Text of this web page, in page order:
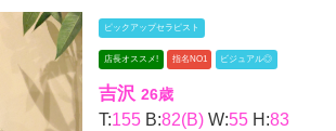
ピックアップセラピスト
店長オススメ! 指名NO1 ビジュアル◎
吉沢 26歳
T:155 B:82(B) W:55 H:83